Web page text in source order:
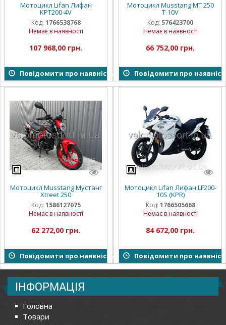
Мотоцикл Lifan Лифан
KPT200-4V
Код: 1766538768
Немає в наявності
107 968,00 грн.
Повідомити про наявність
Мотоцикл Musstang MT 250
T-10V
Код: 576423700
Немає в наявності
66 752,00 грн.
Повідомити про
Мотоцикл Musstang Мустанг
Xtreet 250
Код: 1586127075
Немає в наявності
62 272,00 грн.
Повідомити про наявність
Мотоцикл Lifan Лифан LF200-
10S (KPR)
Код: 1766505668
Немає в наявності
84 672,00 грн.
Повідомити про
ІНФОРМАЦІЯ
Головна
Товари